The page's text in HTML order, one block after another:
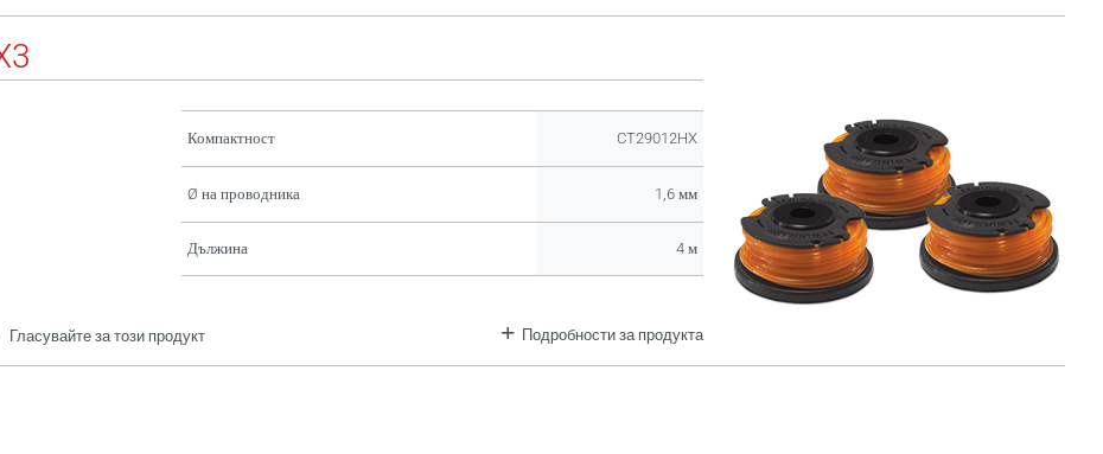
Компактност CT29012HX
Ø на проводника 1,6 мм
Дължина 4 м
Гласувайте за този продукт Подробности за продукта